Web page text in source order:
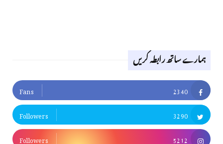
ہمارے ساتھ رابطہ کریں
2340
Fans
3290
Followers
5212
Followers